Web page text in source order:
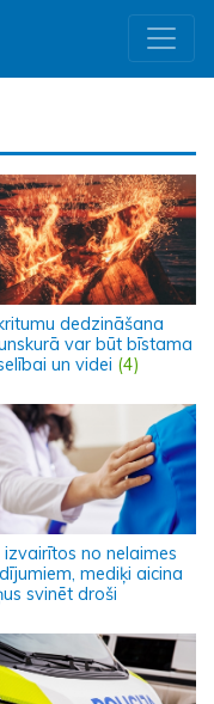
dedzināšana
var būt bīstama
un videi (4)
izvairītos no nelaimes
mediķi aicina
svinēt droši